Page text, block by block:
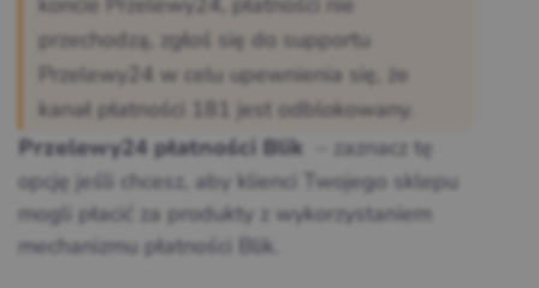
przechodzą, zgłoś się do supportu
Przelewy24 w celu upewnienia się, że
kanał płatności 181 jest odblokowany.
Przelewy24 płatności Blik
– zaznacz tę
opcję jeśli chcesz, aby klienci Twojego sklepu
mogli płacić za produkty z wykorzystaniem
mechanizmu płatności Blik.